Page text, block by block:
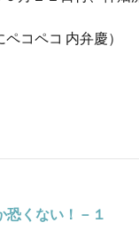
コペコ 内弁慶）
恐くない！－１